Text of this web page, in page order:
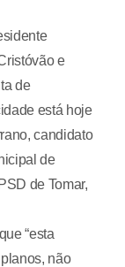
e
de
está hoje
candidato
de
de Tomar,
“esta
não